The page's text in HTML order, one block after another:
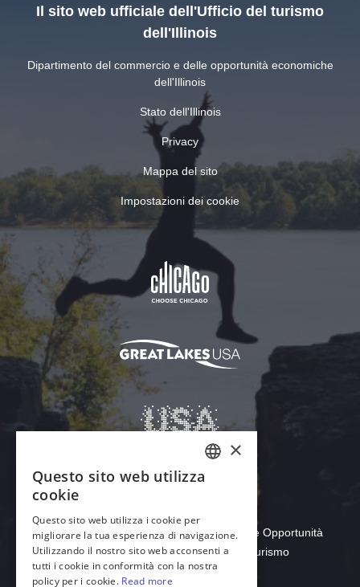
Il sito web ufficiale dell'Ufficio del turismo
dell'Illinois
Dipartimento del commercio e delle opportunità economiche
dell'Illinois
Stato dell'Illinois
Privacy
Mappa del sito
Impostazioni dei cookie
Scarica Acrobat Reader
© 2026 Dipartimento del Commercio e delle Opportunità
Economiche dell'Illinois, Ufficio del Turismo